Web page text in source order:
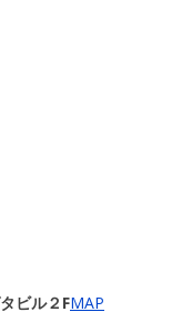
ビル２FMAP